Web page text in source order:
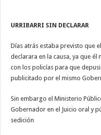
URRIBARRI SIN DECLARAR
Días atrás estaba previsto que
declarara en la causa, ya que
con los policías para que
publicitado por el mismo
Sin embargo el Ministerio
Gobernador en el Juicio oral y
sedición